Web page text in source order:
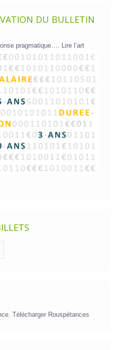
DU BULLETIN
pragmatique…. Lire l’art
Télécharger Rouspétances